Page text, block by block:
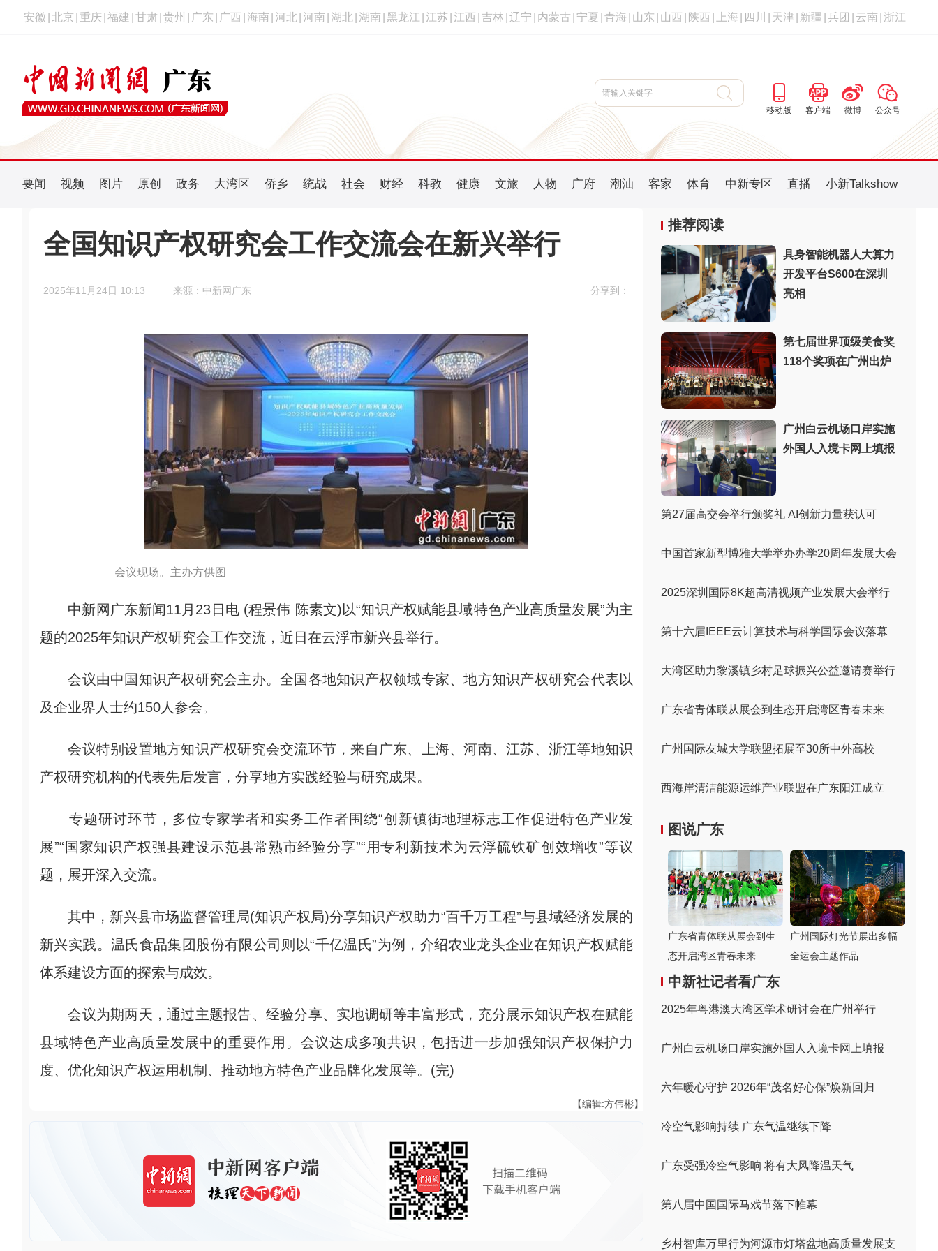
安徽 北京 重庆 福建 甘肃 贵州 广东 广西 海南 河北 河南 湖北 湖南 黑龙江 江苏 江西 吉林 辽宁 内蒙古 宁夏 青海 山东 山西 陕西 上海 四川 天津 新疆 兵团 云南 浙江
移动版 客户端 微博 公众号
要闻 视频 图片 原创 政务 大湾区 侨乡 统战 社会 财经 科教 健康 文旅 人物 广府 潮汕 客家 体育 中新专区 直播 小新Talkshow
全国知识产权研究会工作交流会在新兴举行
2025年11月24日 10:13 来源：中新网广东 分享到：
会议现场。主办方供图
中新网广东新闻11月23日电 (程景伟 陈素文)以“知识产权赋能县域特色产业高质量发展”为主
题的2025年知识产权研究会工作交流，近日在云浮市新兴县举行。
会议由中国知识产权研究会主办。全国各地知识产权领域专家、地方知识产权研究会代表以
及企业界人士约150人参会。
会议特别设置地方知识产权研究会交流环节，来自广东、上海、河南、江苏、浙江等地知识
产权研究机构的代表先后发言，分享地方实践经验与研究成果。
专题研讨环节，多位专家学者和实务工作者围绕“创新镇街地理标志工作促进特色产业发
展”“国家知识产权强县建设示范县常熟市经验分享”“用专利新技术为云浮硫铁矿创效增收”等议
题，展开深入交流。
其中，新兴县市场监督管理局(知识产权局)分享知识产权助力“百千万工程”与县域经济发展的
新兴实践。温氏食品集团股份有限公司则以“千亿温氏”为例，介绍农业龙头企业在知识产权赋能
体系建设方面的探索与成效。
会议为期两天，通过主题报告、经验分享、实地调研等丰富形式，充分展示知识产权在赋能
县域特色产业高质量发展中的重要作用。会议达成多项共识，包括进一步加强知识产权保护力
度、优化知识产权运用机制、推动地方特色产业品牌化发展等。(完)
【编辑:方伟彬】
推荐阅读
具身智能机器人大算力
开发平台S600在深圳
亮相
第七届世界顶级美食奖
118个奖项在广州出炉
广州白云机场口岸实施
外国人入境卡网上填报
第27届高交会举行颁奖礼 AI创新力量获认可
中国首家新型博雅大学举办办学20周年发展大会
2025深圳国际8K超高清视频产业发展大会举行
第十六届IEEE云计算技术与科学国际会议落幕
大湾区助力黎溪镇乡村足球振兴公益邀请赛举行
广东省青体联从展会到生态开启湾区青春未来
广州国际友城大学联盟拓展至30所中外高校
西海岸清洁能源运维产业联盟在广东阳江成立
图说广东
广东省青体联从展会到生
态开启湾区青春未来
广州国际灯光节展出多幅
全运会主题作品
中新社记者看广东
2025年粤港澳大湾区学术研讨会在广州举行
广州白云机场口岸实施外国人入境卡网上填报
六年暖心守护 2026年“茂名好心保”焕新回归
冷空气影响持续 广东气温继续下降
广东受强冷空气影响 将有大风降温天气
第八届中国国际马戏节落下帷幕
乡村智库万里行为河源市灯塔盆地高质量发展支